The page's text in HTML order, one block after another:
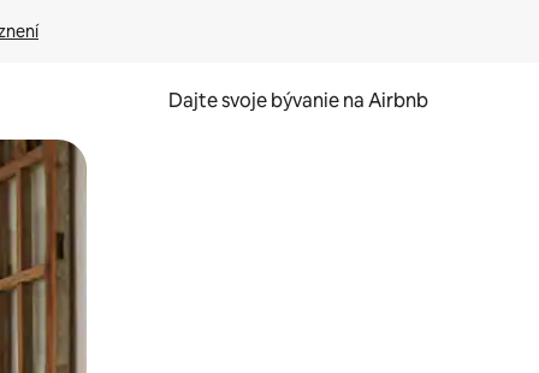
Dajte svoje bývanie na Airbnb